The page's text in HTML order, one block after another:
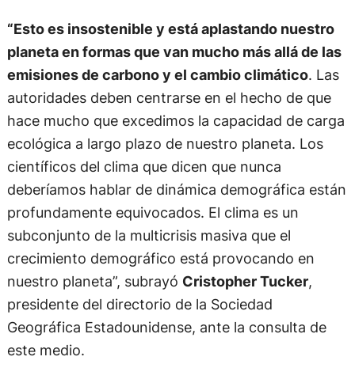
“Esto es insostenible y está aplastando nuestro
planeta en formas que van mucho más allá de las
emisiones de carbono y el cambio climático. Las
autoridades deben centrarse en el hecho de que
hace mucho que excedimos la capacidad de carga
ecológica a largo plazo de nuestro planeta. Los
científicos del clima que dicen que nunca
deberíamos hablar de dinámica demográfica están
profundamente equivocados. El clima es un
subconjunto de la multicrisis masiva que el
crecimiento demográfico está provocando en
nuestro planeta”, subrayó Cristopher Tucker,
presidente del directorio de la Sociedad
Geográfica Estadounidense, ante la consulta de
este medio.